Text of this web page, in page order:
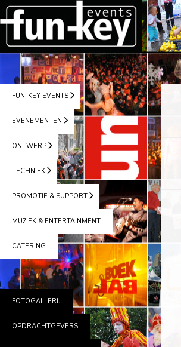
FUN-KEY EVENTS
EVENEMENTEN
ONTWERP
TECHNIEK
PROMOTIE & SUPPORT
MUZIEK & ENTERTAINMENT
CATERING
FOTOGALLERIJ
OPDRACHTGEVERS